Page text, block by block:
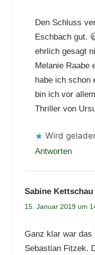
Den Schluss
Eschbach gut.
ehrlich gesagt
Melanie Raabe
habe ich schon
bin ich vor
Thriller von
Wird
Antworten
Sabine Kettschau
15. Januar 2019 um
Ganz klar war das
Sebastian Fitzek.